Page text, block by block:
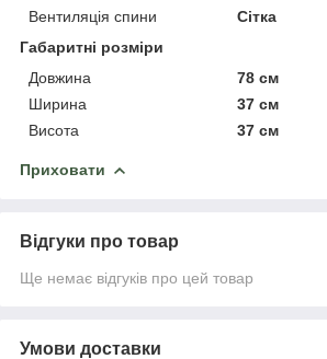
Вентиляція спини
Сітка
Габаритні розміри
Довжина
78 см
Ширина
37 см
Висота
37 см
Приховати
Відгуки про товар
Ще немає відгуків про цей товар
Умови доставки